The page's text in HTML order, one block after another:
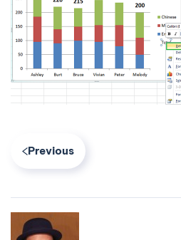
Previous